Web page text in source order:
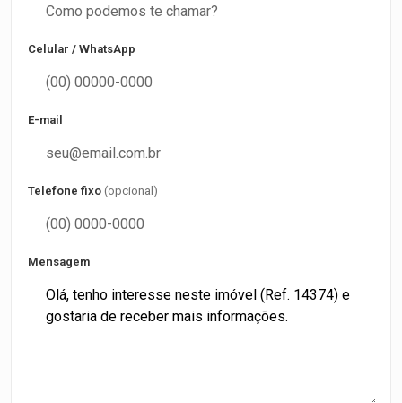
Celular / WhatsApp
E-mail
Telefone fixo (opcional)
Mensagem